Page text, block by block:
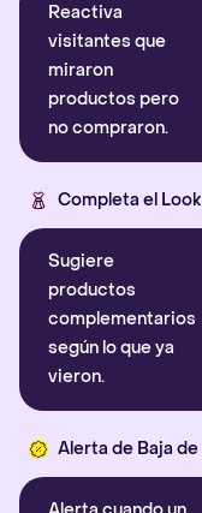
Reactiva
visitantes que
miraron
productos pero
no compraron.
Completa el Look
Sugiere
productos
complementarios
según lo que ya
vieron.